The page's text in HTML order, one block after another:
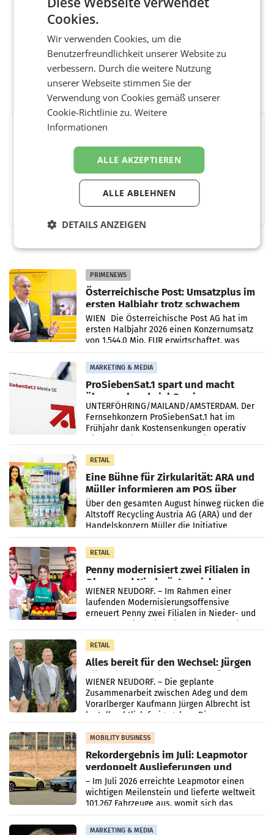
MessengerWhatsAppLinkedInXING
PRIMENEWS
Österreichische Post: Umsatzplus im
ersten Halbjahr trotz schwachem
Briefgeschäft
WIEN Die Österreichische Post AG hat im
ersten Halbjahr 2026 einen Konzernumsatz
von 1.544,0 Mio. EUR erwirtschaftet, was
einem Plus von 3,8 Prozent gegenüber dem
Vergleichszeitraum
MARKETING & MEDIA
ProSiebenSat.1 spart und macht
überraschend viel Gewinn
UNTERFÖHRING/MAILAND/AMSTERDAM. Der
Fernsehkonzern ProSiebenSat.1 hat im
Frühjahr dank Kostensenkungen operativ
RETAIL
Eine Bühne für Zirkularität: ARA und
Müller informieren am POS über
Kreislauffähigkeit
Über den gesamten August hinweg rücken die
Altstoff Recycling Austria AG (ARA) und der
Handelskonzern Müller die Initiative
„Kreislauf-Helden“ in allen österreichischen
Müller-Filialen
RETAIL
Penny modernisiert zwei Filialen in
Ober- und Niederösterreich
WIENER NEUDORF. – Im Rahmen einer
laufenden Modernisierungsoffensive
erneuert Penny zwei Filialen in Nieder- und
RETAIL
Alles bereit für den Wechsel: Jürgen
Albrecht setzt ab 1.1.2027 auf Adeg
WIENER NEUDORF. – Die geplante
Zusammenarbeit zwischen Adeg und dem
Vorarlberger Kaufmann Jürgen Albrecht ist
kartellrechtlich freigegeben: Die
Bundeswettbewerbsbehörde und der
Bundeskartellanwalt
MOBILITY BUSINESS
Rekordergebnis im Juli: Leapmotor
verdoppelt Auslieferungen und
überschreitet die 100.000er-Marke
– Im Juli 2026 erreichte Leapmotor einen
wichtigen Meilenstein und lieferte weltweit
101.267 Fahrzeuge aus, womit sich das
Ergebnis gegenüber Juli 2025 mehr als
verdoppelte (+102
MARKETING & MEDIA
Cookies.
Wir verwenden Cookies, um die
Benutzerfreundlichkeit unserer Website zu
verbessern. Durch die weitere Nutzung
unserer Webseite stimmen Sie der
Verwendung von Cookies gemäß unserer
Cookie-Richtlinie zu.Weitere
Informationen
ALLE AKZEPTIEREN
ALLE ABLEHNEN
DETAILS ANZEIGEN